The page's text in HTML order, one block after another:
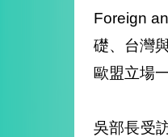
Foreign
礎、台灣
歐盟立場
吳部長受